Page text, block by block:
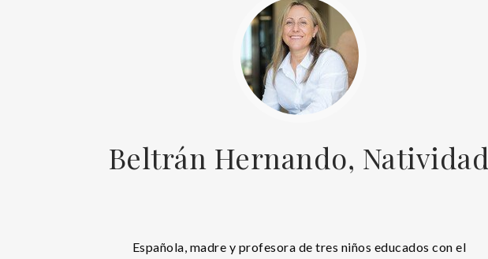
Beltrán Hernando, Natividad
Española, madre y profesora de tres niños educados con el